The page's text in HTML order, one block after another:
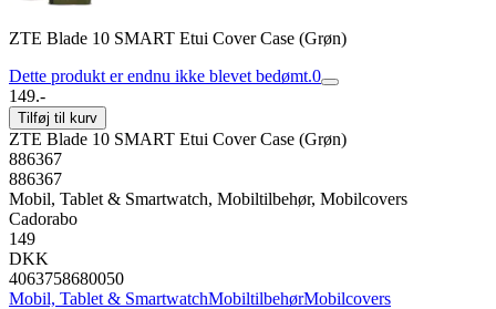
ZTE Blade 10 SMART Etui Cover Case (Grøn)
Dette produkt er endnu ikke blevet bedømt.0
149.-
Tilføj til kurv
ZTE Blade 10 SMART Etui Cover Case (Grøn)
886367
886367
Mobil, Tablet & Smartwatch, Mobiltilbehør, Mobilcovers
Cadorabo
149
DKK
4063758680050
Mobil, Tablet & SmartwatchMobiltilbehørMobilcovers